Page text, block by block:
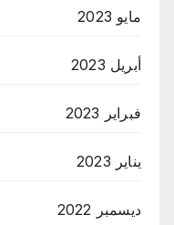
مايو 2023
أبريل 2023
فبراير 2023
يناير 2023
ديسمبر 2022